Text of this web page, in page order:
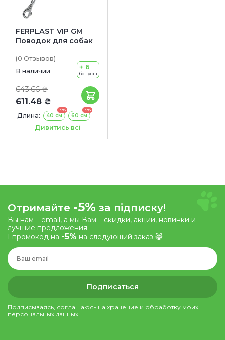
FERPLAST VIP GM
Поводок для собак
(0 Отзывов)
В наличии
643.66 ₴
611.48 ₴
+ 6
бонусів
Длина:
-5%
40 см
-5%
60 см
Ширина: 20 мм
Дивитись всі
Отримайте -5% за підписку!
Вы нам – email, а мы Вам – скидки, акции, новинки и
лучшие предложения.
І промокод на -5% на следующий заказ 😸
Подписаться
Подписываясь, соглашаюсь на хранение и обработку моих
персональных данных.